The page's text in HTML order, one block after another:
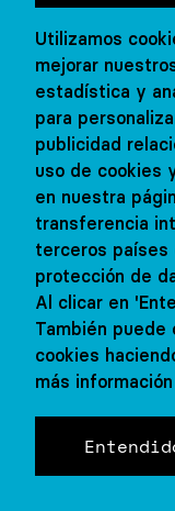
visita con
Austria
De 10 a 15
Residencia
REINO UNIDO
Oxford
12 - 17 años
Utilizamos
mejorar
estadística y
para
publicidad
uso de cookies
en nuestra
transferencia
terceros países
protección de
Al clicar en
También puede
cookies
más